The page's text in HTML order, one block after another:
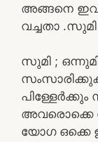
അങ്ങനെ
വച്ചതാ .സുമി
സുമി ;
അവരൊക്കെ
യോഗ ഒക്കെ